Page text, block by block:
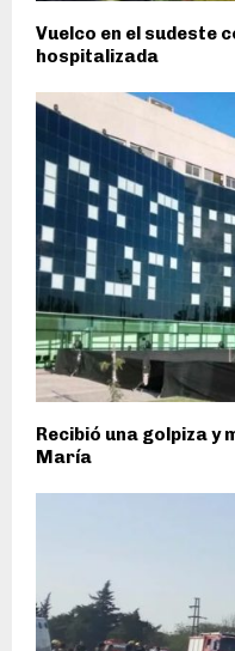
Vuelco en el sudeste
hospitalizada
Recibió una golpiza y
María